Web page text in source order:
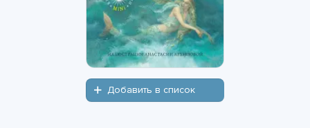
Добавить в список